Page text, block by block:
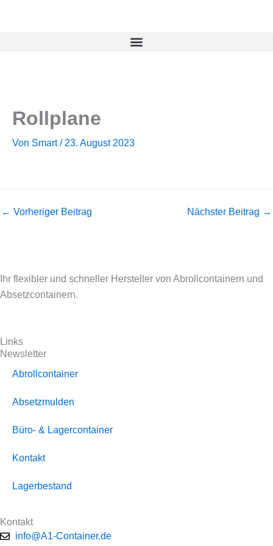
Rollplane
Von Smart/ 23. August 2023
← Vorheriger Beitrag Nächster Beitrag →
Ihr flexibler und schneller Hersteller von Abrollcontainern und
Absetzcontainern.
Links
Newsletter
Abrollcontainer
Absetzmulden
Büro- & Lagercontainer
Kontakt
Lagerbestand
Kontakt
info@A1-Container.de